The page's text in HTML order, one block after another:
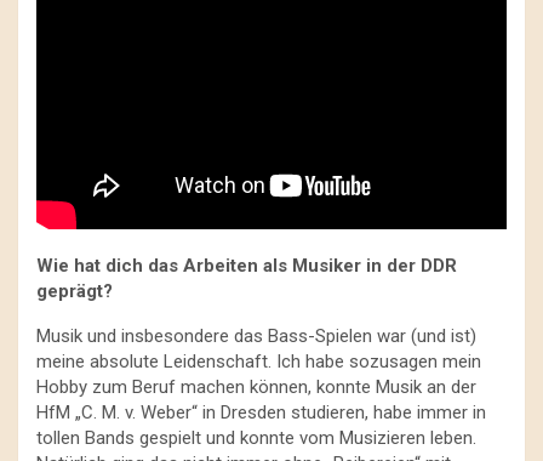
Wie hat dich das Arbeiten als Musiker in der DDR
geprägt?
Musik und insbesondere das Bass-Spielen war (und ist)
meine absolute Leidenschaft. Ich habe sozusagen mein
Hobby zum Beruf machen können, konnte Musik an der
HfM „C. M. v. Weber“ in Dresden studieren, habe immer in
tollen Bands gespielt und konnte vom Musizieren leben.